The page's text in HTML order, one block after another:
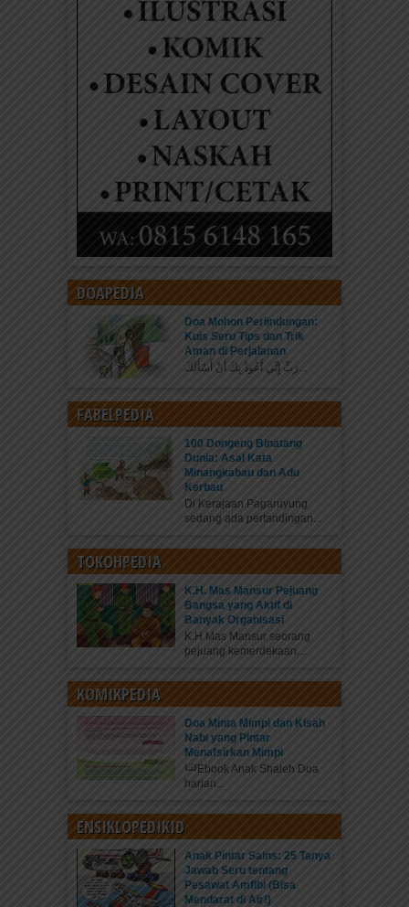
DOAPEDIA
Doa Mohon Perlindungan:
Kuis Seru Tips dan Trik
Aman di Perjalanan
FABELPEDIA
100 Dongeng Binatang
Dunia: Asal Kata
Minangkabau dan Adu
Kerbau
Di Kerajaan Pagaruyung
sedang ada pertandingan...
TOKOHPEDIA
K.H. Mas Mansur Pejuang
Bangsa yang Aktif di
Banyak Organisasi
K.H Mas Mansur seorang
pejuang kemerdekaan...
KOMIKPEDIA
Doa Minta Mimpi dan Kisah
Nabi yang Pintar
Menafsirkan Mimpi
Ebook Anak Shaleh Doa
harian...
ENSIKLOPEDIKID
Anak Pintar Sains: 25 Tanya
Jawab Seru tentang
Pesawat Amfibi (Bisa
Mendarat di Air!)